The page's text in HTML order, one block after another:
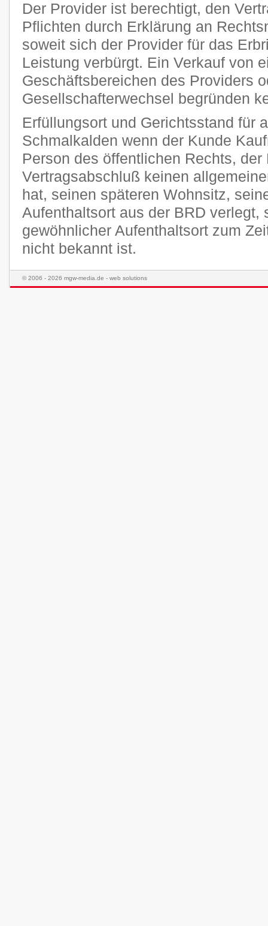
Der Provider ist berechtigt, den
Pflichten durch Erklärung an
soweit sich der Provider für das
Leistung verbürgt. Ein Verkauf von
Geschäftsbereichen des Providers
Gesellschafterwechsel begründen
Erfüllungsort und Gerichtsstand für
Schmalkalden wenn der Kunde
Person des öffentlichen Rechts, der
Vertragsabschluß keinen
hat, seinen späteren Wohnsitz,
Aufenthaltsort aus der BRD verlegt,
gewöhnlicher Aufenthaltsort zum
nicht bekannt ist.
© 2006 - 2026 mgw-media.de - web solutions